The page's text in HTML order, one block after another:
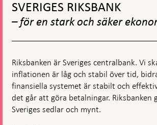
toppnavigation
SVERIGES RIKSBANK
– för en stark och säker
Riksbanken är Sveriges centralbank. Vi
inflationen är låg och stabil över tid,
finansiella systemet är stabilt och
det går att göra betalningar. Riksbanken
Sveriges sedlar och mynt.